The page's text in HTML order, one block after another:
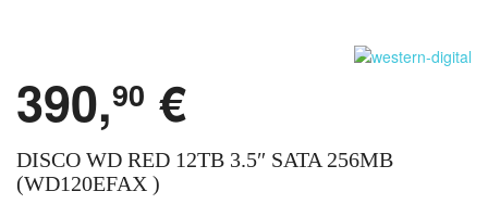
390,90 €
DISCO WD RED 12TB 3.5″ SATA 256MB
(WD120EFAX )